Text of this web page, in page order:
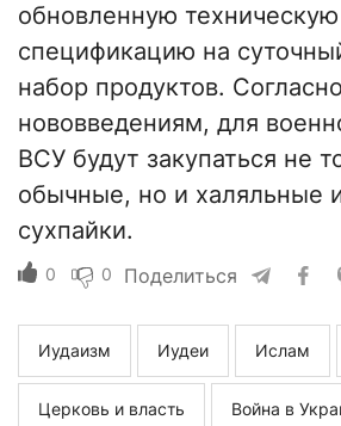
обновленную техническую
спецификацию на
набор продуктов. Согласно
нововведениям, для
ВСУ будут закупаться не
обычные, но и халяльные
сухпайки.
0 0 Поделиться
Иудаизм Иудеи Ислам
Церковь и власть Война в